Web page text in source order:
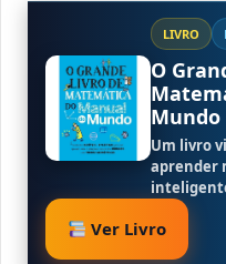
LIVRO
O
Mundo
Um livro
aprender
Ver Livro